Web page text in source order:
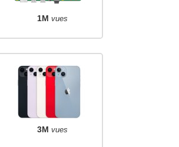
1M vues
3M vues